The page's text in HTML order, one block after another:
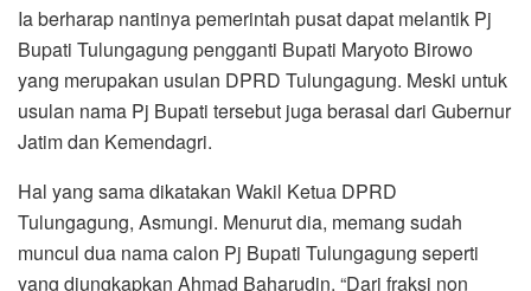
Ia berharap nantinya pemerintah pusat dapat melantik Pj
Bupati Tulungagung pengganti Bupati Maryoto Birowo
yang merupakan usulan DPRD Tulungagung. Meski untuk
usulan nama Pj Bupati tersebut juga berasal dari Gubernur
Jatim dan Kemendagri.
Hal yang sama dikatakan Wakil Ketua DPRD
Tulungagung, Asmungi. Menurut dia, memang sudah
muncul dua nama calon Pj Bupati Tulungagung seperti
yang diungkapkan Ahmad Baharudin. “Dari fraksi non